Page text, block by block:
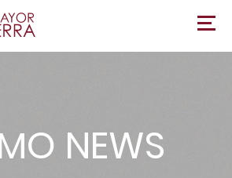
NEWS